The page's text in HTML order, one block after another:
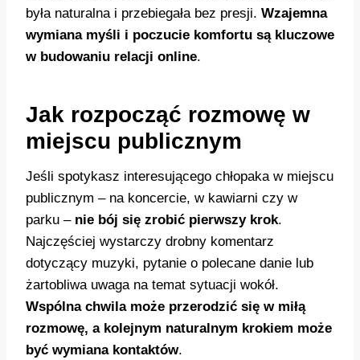
była naturalna i przebiegała bez presji. Wzajemna
wymiana myśli i poczucie komfortu są kluczowe
w budowaniu relacji online.
Jak rozpocząć rozmowę w
miejscu publicznym
Jeśli spotykasz interesującego chłopaka w miejscu
publicznym – na koncercie, w kawiarni czy w
parku – nie bój się zrobić pierwszy krok.
Najczęściej wystarczy drobny komentarz
dotyczący muzyki, pytanie o polecane danie lub
żartobliwa uwaga na temat sytuacji wokół.
Wspólna chwila może przerodzić się w miłą
rozmowę, a kolejnym naturalnym krokiem może
być wymiana kontaktów.